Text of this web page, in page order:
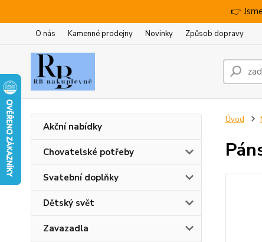
👉
O nás Kamenné prodejny Novinky Způsob dopravy
Akční nabídky
Chovatelské potřeby
Svatební doplňky
Dětský svět
Zavazadla
Úvod